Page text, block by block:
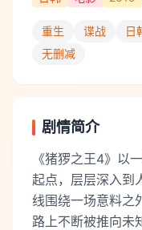
重生 谍战 日
无删减
剧情简介
《猪猡之王4》以
起点，层层深入到
线围绕一场意料之
路上不断被推向未